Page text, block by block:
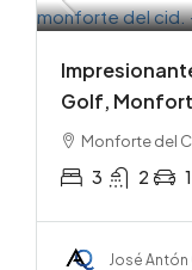
Golf,
Monforte del
3 2 1
José Antón